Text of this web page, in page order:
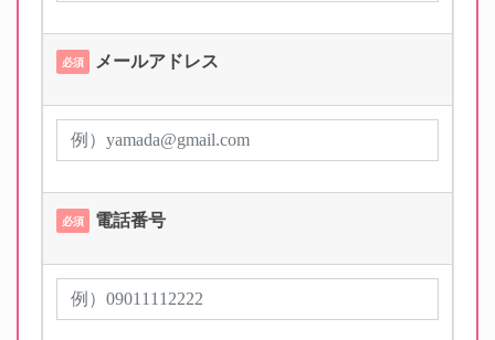
必須 メールアドレス
必須 電話番号